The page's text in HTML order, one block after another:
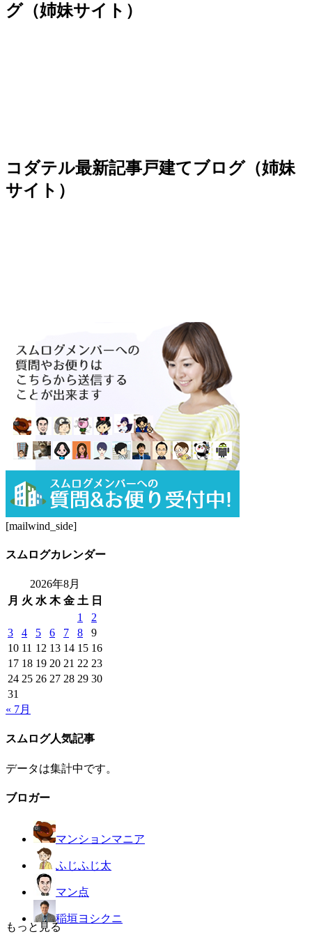
グ（姉妹サイト）
コダテル最新記事戸建てブログ（姉妹
サイト）
[mailwind_side]
スムログカレンダー
2026年8月
月 火 水 木 金 土 日
1
2
3
4 5 6 7 8
9
10 11 12 13 14 15 16
17 18 19 20 21 22 23
24 25 26 27 28 29 30
31
« 7月
スムログ人気記事
データは集計中です。
ブロガー
マンションマニア
ふじふじ太
マン点
稲垣ヨシクニ
もっと見る